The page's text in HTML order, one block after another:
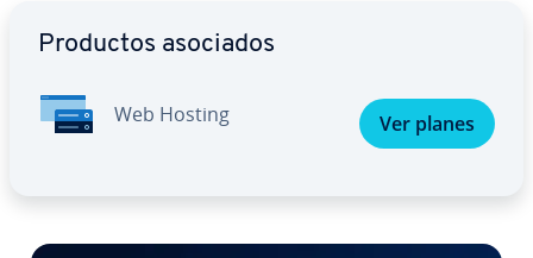
Productos asociados
Web Hosting Ver planes